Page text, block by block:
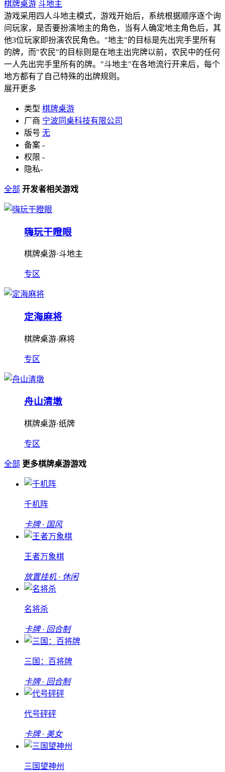
棋牌桌游 斗地主
游戏采用四人斗地主模式，游戏开始后，系统根据顺序逐个询
问玩家，是否要扮演地主的角色，当有人确定地主角色后，其
他3位玩家即扮演农民角色。"地主"的目标是先出完手里所有
的牌，而"农民"的目标则是在地主出完牌以前，农民中的任何
一人先出完手里所有的牌。"斗地主"在各地流行开来后，每个
地方都有了自己特殊的出牌规则。
展开更多
类型 棋牌桌游
厂商 宁波同桌科技有限公司
版号 无
备案 -
权限 -
隐私-
全部 开发者相关游戏
嗨玩干瞪眼
棋牌桌游·斗地主
专区
定海麻将
棋牌桌游·麻将
专区
舟山清墩
棋牌桌游·纸牌
专区
全部 更多棋牌桌游游戏
千机阵
卡牌 · 国风
王者万象棋
放置挂机 · 休闲
名将杀
卡牌 · 回合制
三国：百将牌
卡牌 · 回合制
代号砰砰
卡牌 · 美女
三国望神州